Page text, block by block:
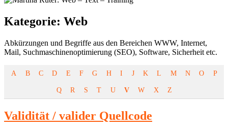
Kategorie: Web
Abkürzungen und Begriffe aus den Bereichen WWW, Internet,
Mail, Suchmaschinenoptimierung (SEO), Software, Sicherheit etc.
A B C D E F G H I J K L M N O P
Q R S T U V W X Z
Validität / valider Quellcode